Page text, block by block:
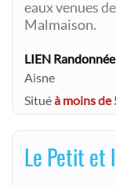
eaux venues
Malmaison.
LIEN Randonnée
Aisne
Situéà moins
Le Petit et